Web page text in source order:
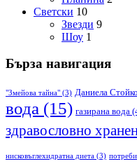
Светски 10
Звезди 9
Шоу 1
Бърза навигация
"Змейова тайна" (3) Даниела
вода (15) газирана вода
здравословно
нисковъглехидратна диета (3)